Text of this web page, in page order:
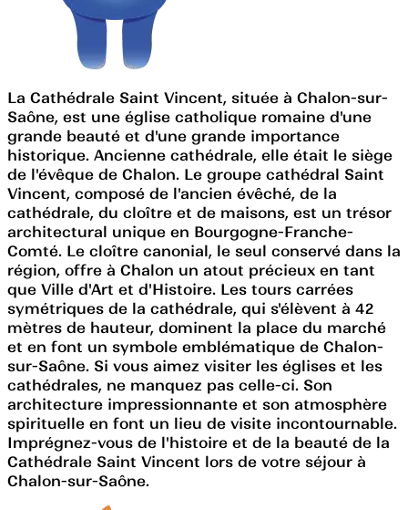
La Cathédrale Saint Vincent, située à Chalon-sur-
Saône, est une église catholique romaine d'une
grande beauté et d'une grande importance
historique. Ancienne cathédrale, elle était le siège
de l'évêque de Chalon. Le groupe cathédral Saint
Vincent, composé de l'ancien évêché, de la
cathédrale, du cloître et de maisons, est un trésor
architectural unique en Bourgogne-Franche-
Comté. Le cloître canonial, le seul conservé dans la
région, offre à Chalon un atout précieux en tant
que Ville d'Art et d'Histoire. Les tours carrées
symétriques de la cathédrale, qui s'élèvent à 42
mètres de hauteur, dominent la place du marché
et en font un symbole emblématique de Chalon-
sur-Saône. Si vous aimez visiter les églises et les
cathédrales, ne manquez pas celle-ci. Son
architecture impressionnante et son atmosphère
spirituelle en font un lieu de visite incontournable.
Imprégnez-vous de l'histoire et de la beauté de la
Cathédrale Saint Vincent lors de votre séjour à
Chalon-sur-Saône.